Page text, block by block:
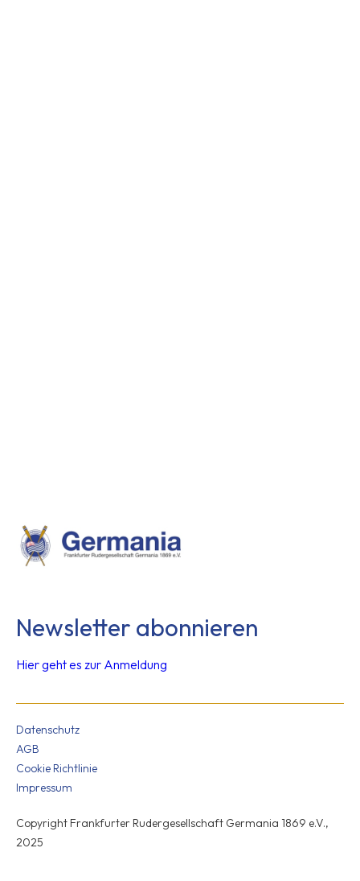
Newsletter abonnieren
Hier geht es zur Anmeldung
Datenschutz
AGB
Cookie Richtlinie
Impressum
Copyright Frankfurter Rudergesellschaft Germania 1869 e.V.,
2025